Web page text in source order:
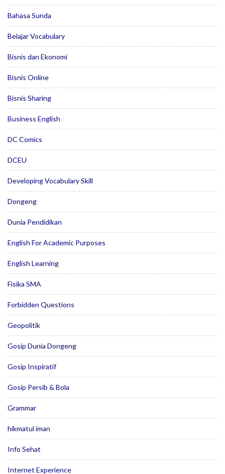
Bahasa Sunda
Belajar Vocabulary
Bisnis dan Ekonomi
Bisnis Online
Bisnis Sharing
Business English
DC Comics
DCEU
Developing Vocabulary Skill
Dongeng
Dunia Pendidikan
English For Academic Purposes
English Learning
Fisika SMA
Forbidden Questions
Geopolitik
Gosip Dunia Dongeng
Gosip Inspiratif
Gosip Persib & Bola
Grammar
hikmatul iman
Info Sehat
Internet Experience